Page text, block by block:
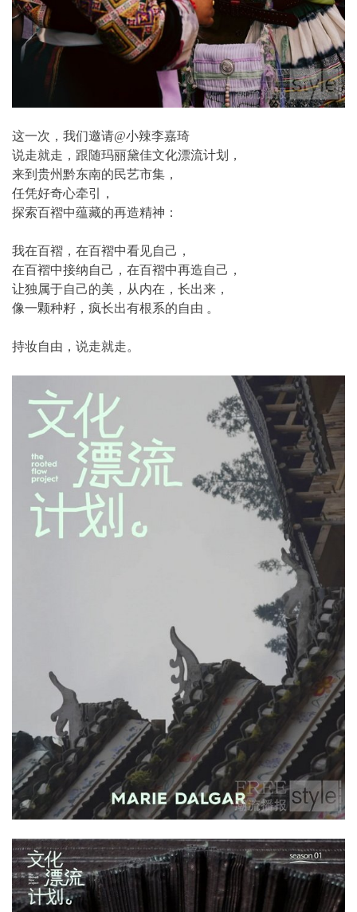
这一次，我们邀请@小辣李嘉琦
说走就走，跟随玛丽黛佳文化漂流计划，
来到贵州黔东南的民艺市集，
任凭好奇心牵引，
探索百褶中蕴藏的再造精神：
我在百褶，在百褶中看见自己，
在百褶中接纳自己，在百褶中再造自己，
让独属于自己的美，从内在，长出来，
像一颗种籽，疯长出有根系的自由 。
持妆自由，说走就走。